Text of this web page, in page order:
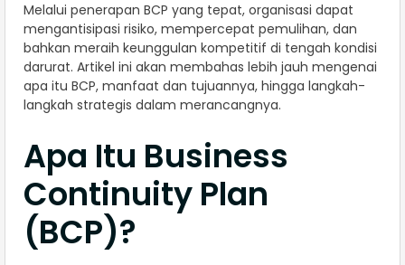
Melalui penerapan BCP yang tepat, organisasi dapat
mengantisipasi risiko, mempercepat pemulihan, dan
bahkan meraih keunggulan kompetitif di tengah kondisi
darurat. Artikel ini akan membahas lebih jauh mengenai
apa itu BCP, manfaat dan tujuannya, hingga langkah-
langkah strategis dalam merancangnya.
Apa Itu Business
Continuity Plan
(BCP)?